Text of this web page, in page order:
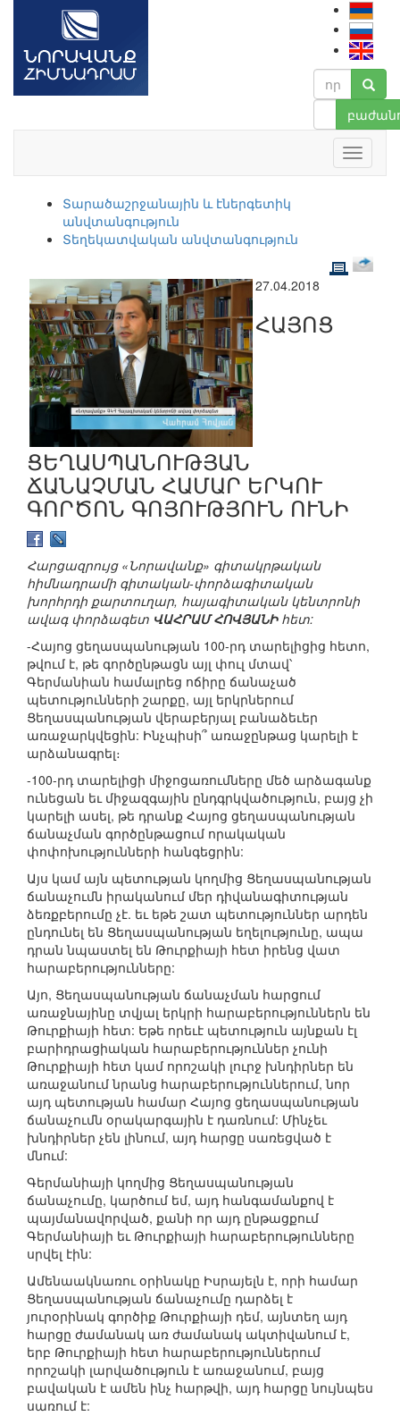
Տարածաշրջանային և էներգետիկ
անվտանգություն
Տեղեկատվական անվտանգություն
27.04.2018
ՀԱՅՈՑ
ՑԵՂԱՍՊԱՆՈՒԹՅԱՆ
ՃԱՆԱՉՄԱՆ ՀԱՄԱՐ ԵՐԿՈՒ
ԳՈՐԾՈՆ ԳՈՅՈՒԹՅՈՒՆ ՈՒՆԻ
Հարցազրույց «Նորավանք» գիտակրթական
հիմնադրամի գիտական-փորձագիտական
խորհրդի քարտուղար, հայագիտական կենտրոնի
ավագ փորձագետ ՎԱՀՐԱՄ ՀՈՎՅԱՆԻհետ:
-Հայոց ցեղասպանության 100-րդ տարելիցից հետո,
թվում է, թե գործընթացն այլ փուլ մտավ՝
Գերմանիան համալրեց ոճիրը ճանաչած
պետությունների շարքը, այլ երկրներում
Ցեղասպանության վերաբերյալ բանաձեւեր
առաջարկվեցին: Ինչպիսի՞ առաջընթաց կարելի է
արձանագրել։
-100-րդ տարելիցի միջոցառումները մեծ արձագանք
ունեցան եւ միջազգային ընդգրկվածություն, բայց չի
կարելի ասել, թե դրանք Հայոց ցեղասպանության
ճանաչման գործընթացում որակական
փոփոխությունների հանգեցրին:
Այս կամ այն պետության կողմից Ցեղասպանության
ճանաչումն իրականում մեր դիվանագիտության
ձեռքբերումը չէ. եւ եթե շատ պետություններ արդեն
ընդունել են Ցեղասպանության եղելությունը, ապա
դրան նպաստել են Թուրքիայի հետ իրենց վատ
հարաբերությունները:
Այո, Ցեղասպանության ճանաչման հարցում
առաջնայինը տվյալ երկրի հարաբերություններն են
Թուրքիայի հետ: Եթե որեւէ պետություն այնքան էլ
բարիդրացիական հարաբերություններ չունի
Թուրքիայի հետ կամ որոշակի լուրջ խնդիրներ են
առաջանում նրանց հարաբերություններում, նոր
այդ պետության համար Հայոց ցեղասպանության
ճանաչումն օրակարգային է դառնում: Մինչեւ
խնդիրներ չեն լինում, այդ հարցը սառեցված է
մնում:
Գերմանիայի կողմից Ցեղասպանության
ճանաչումը, կարծում եմ, այդ հանգամանքով է
պայմանավորված, քանի որ այդ ընթացքում
Գերմանիայի եւ Թուրքիայի հարաբերությունները
սրվել էին:
Ամենաակնառու օրինակը Իսրայելն է, որի համար
Ցեղասպանության ճանաչումը դարձել է
յուրօրինակ գործիք Թուրքիայի դեմ, այնտեղ այդ
հարցը ժամանակ առ ժամանակ ակտիվանում է,
երբ Թուրքիայի հետ հարաբերություններում
որոշակի լարվածություն է առաջանում, բայց
բավական է ամեն ինչ հարթվի, այդ հարցը նույնպես
սառում է: